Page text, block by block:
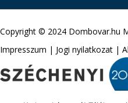
Copyright © 2024 Dombovar.hu
Impresszum | Jogi nyilatkozat |